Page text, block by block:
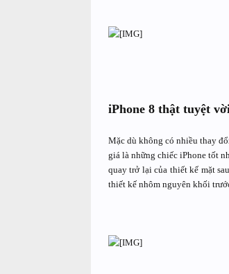
iPhone 8 thật tuyệt
Mặc dù không có nhiều thay
giá là những chiếc iPhone tốt
quay trở lại của thiết kế mặt
thiết kế nhôm nguyên khối